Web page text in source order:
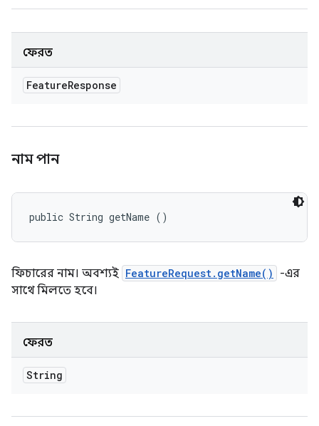
ফেরত
FeatureResponse
নাম পান
public String getName ()
ফিচারের নাম। অবশ্যই FeatureRequest.getName()
-এর
সাথে মিলতে হবে।
ফেরত
String